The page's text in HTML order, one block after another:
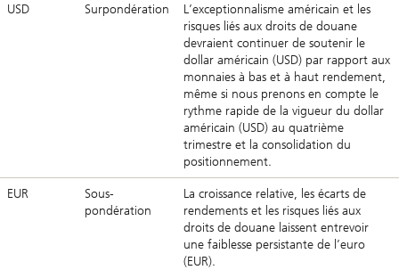
USD Surpondération
L’exceptionnalisme américain et les
risques liés aux droits de douane
devraient continuer de soutenir le
dollar américain (USD) par rapport aux
monnaies à bas et à haut rendement,
même si nous prenons en compte le
rythme rapide de la vigueur du dollar
américain (USD) au quatrième
trimestre et la consolidation du
positionnement.
EUR
Sous-
pondération
La croissance relative, les écarts de
rendements et les risques liés aux
droits de douane laissent entrevoir
une faiblesse persistante de l’euro
(EUR).